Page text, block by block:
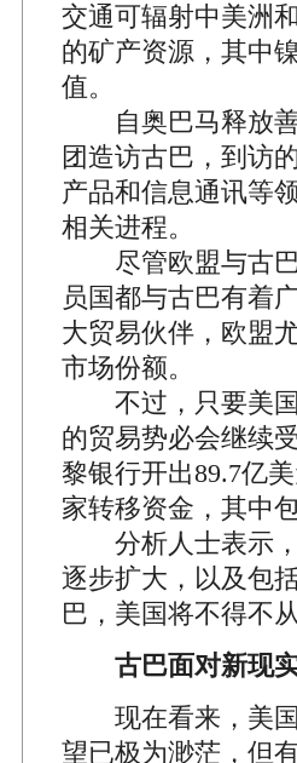
交通可辐射中美洲
的矿产资源，其中
值。
自奥巴马释放善
团造访古巴，到访
产品和信息通讯等
相关进程。
尽管欧盟与古巴
员国都与古巴有着
大贸易伙伴，欧盟
市场份额。
不过，只要美国
的贸易势必会继续
黎银行开出89.7亿
家转移资金，其中
分析人士表示，
逐步扩大，以及包
巴，美国将不得不
古巴面对新现
现在看来，美国
望已极为渺茫，但